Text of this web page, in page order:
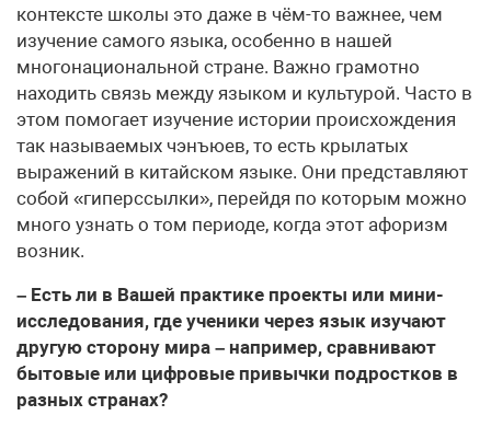
контексте школы это даже в чём-то важнее, чем
изучение самого языка, особенно в нашей
многонациональной стране. Важно грамотно
находить связь между языком и культурой. Часто в
этом помогает изучение истории происхождения
так называемых чэнъюев, то есть крылатых
выражений в китайском языке. Они представляют
собой «гиперссылки», перейдя по которым можно
много узнать о том периоде, когда этот афоризм
возник.
– Есть ли в Вашей практике проекты или мини-
исследования, где ученики через язык изучают
другую сторону мира – например, сравнивают
бытовые или цифровые привычки подростков в
разных странах?